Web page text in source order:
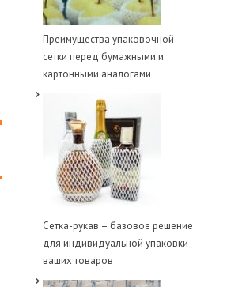
Преимущества упаковочной
сетки перед бумажными и
картонными аналогами
Сетка-рукав – базовое решение
для индивидуальной упаковки
ваших товаров